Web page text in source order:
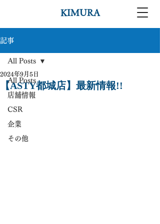
KIMURA
記事
All Posts
店舗情報
CSR
企業
その他
All Posts
【ASTY都城店】最新情報!!
2024年9月5日